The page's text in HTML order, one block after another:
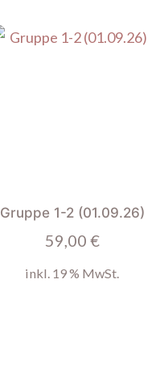
Gruppe 1-2 (01.09.26)
59,00 €
inkl. 19 % MwSt.